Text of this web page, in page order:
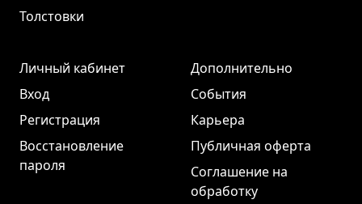
Толстовки
Личный кабинет
Вход
Регистрация
Восстановление
пароля
Дополнительно
События
Карьера
Публичная оферта
Соглашение на
обработку